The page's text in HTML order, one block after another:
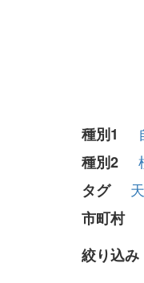
種別1
種別2
タグ
市町村
絞り込み